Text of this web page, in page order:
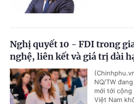
Nghị quyết 10 - FDI trong
nghệ, liên kết và giá trị dài
NQ/TW
mới tới
Việt Nam